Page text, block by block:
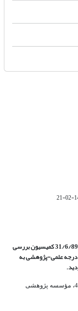
بررسی
درجه علمی‌-پژوهشیبه
آدرس : تهــران، خ نوفل لوشاتو، خ آراکلیان، شماره 4،‌ مؤسسه پژوهشی